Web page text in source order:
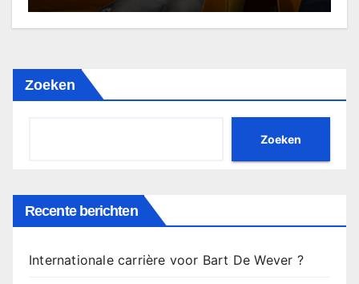
Zoeken
Zoeken
Recente berichten
Internationale carrière voor Bart De Wever ?